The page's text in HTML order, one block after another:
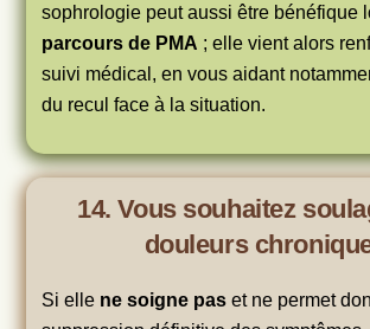
sophrologie peut aussi être bénéfique
parcours de PMA ; elle vient alors
suivi médical, en vous aidant
du recul face à la situation.
14. Vous souhaitez
douleurs
Si elle ne soigne paset ne permet